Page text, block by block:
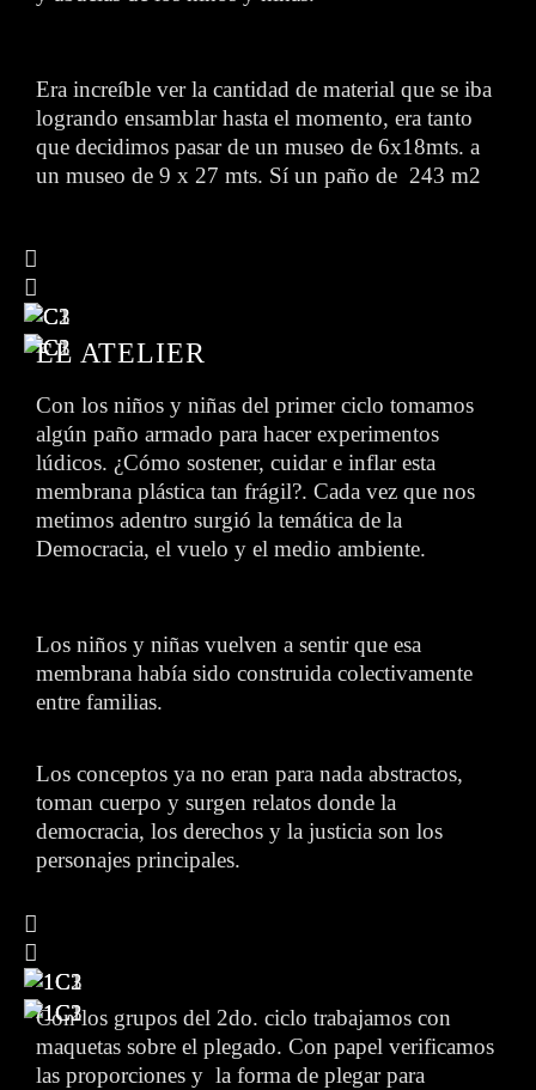
Era increíble ver la cantidad de material que se iba
logrando ensamblar hasta el momento, era tanto
que decidimos pasar de un museo de 6x18mts. a
un museo de 9 x 27 mts. Sí un paño de 243 m2
EL ATELIER
Con los niños y niñas del primer ciclo tomamos
algún paño armado para hacer experimentos
lúdicos. ¿Cómo sostener, cuidar e inflar esta
membrana plástica tan frágil?. Cada vez que nos
metimos adentro surgió la temática de la
Democracia, el vuelo y el medio ambiente.
Los niños y niñas vuelven a sentir que esa
membrana había sido construida colectivamente
entre familias.
Los conceptos ya no eran para nada abstractos,
toman cuerpo y surgen relatos donde la
democracia, los derechos y la justicia son los
personajes principales.
Con los grupos del 2do. ciclo trabajamos con
maquetas sobre el plegado. Con papel verificamos
las proporciones y la forma de plegar para